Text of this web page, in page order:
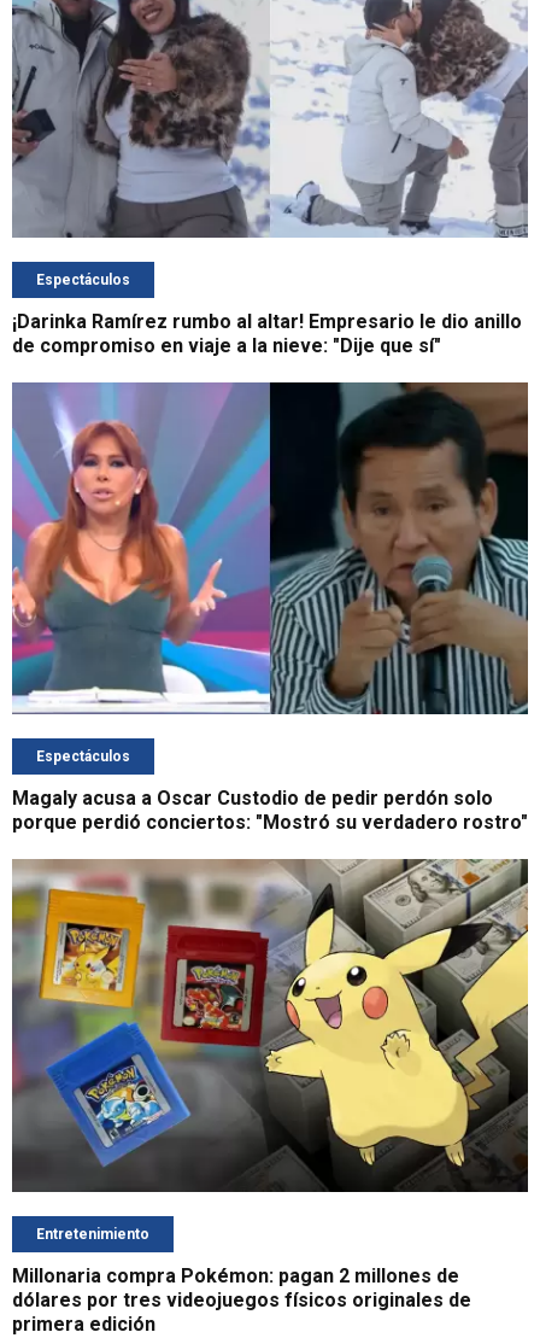
Espectáculos
¡Darinka Ramírez rumbo al altar! Empresario le dio anillo
de compromiso en viaje a la nieve: "Dije que sí"
Espectáculos
Magaly acusa a Oscar Custodio de pedir perdón solo
porque perdió conciertos: "Mostró su verdadero rostro"
Entretenimiento
Millonaria compra Pokémon: pagan 2 millones de
dólares por tres videojuegos físicos originales de
primera edición